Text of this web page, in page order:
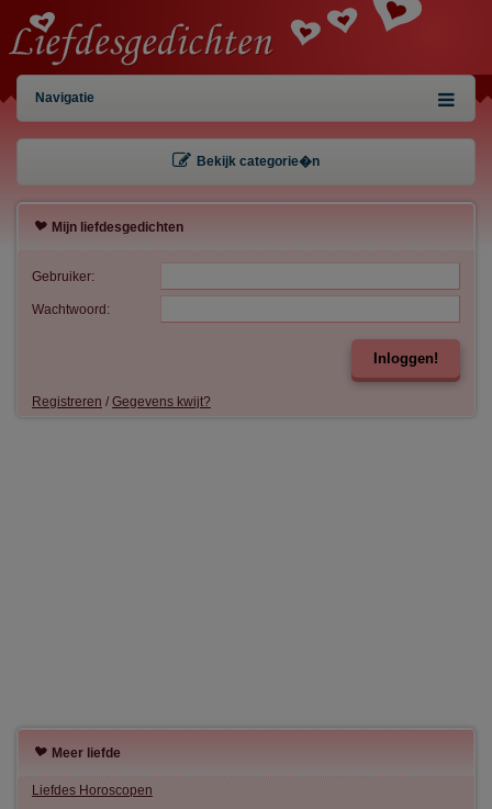
Navigatie
Bekijk categorie�n
Mijn liefdesgedichten
Gebruiker:
Wachtwoord:
Inloggen!
Registreren / Gegevens kwijt?
Meer liefde
Liefdes Horoscopen